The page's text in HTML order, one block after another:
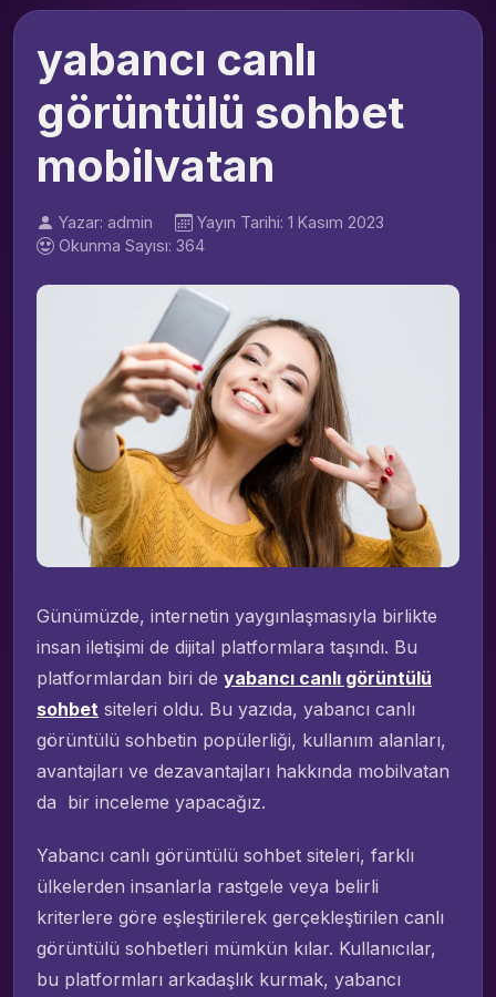
yabancı canlı
görüntülü sohbet
mobilvatan
Yazar: admin
Yayın Tarihi: 1 Kasım 2023
Okunma Sayısı: 364
Günümüzde, internetin yaygınlaşmasıyla birlikte
insan iletişimi de dijital platformlara taşındı. Bu
platformlardan biri de yabancı canlı görüntülü
sohbet siteleri oldu. Bu yazıda, yabancı canlı
görüntülü sohbetin popülerliği, kullanım alanları,
avantajları ve dezavantajları hakkında mobilvatan
da bir inceleme yapacağız.
Yabancı canlı görüntülü sohbet siteleri, farklı
ülkelerden insanlarla rastgele veya belirli
kriterlere göre eşleştirilerek gerçekleştirilen canlı
görüntülü sohbetleri mümkün kılar. Kullanıcılar,
bu platformları arkadaşlık kurmak, yabancı